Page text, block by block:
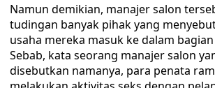
Namun demikian, manajer salon
tudingan banyak pihak yang
usaha mereka masuk ke dalam
Sebab, kata seorang manajer salon
disebutkan namanya, para penata